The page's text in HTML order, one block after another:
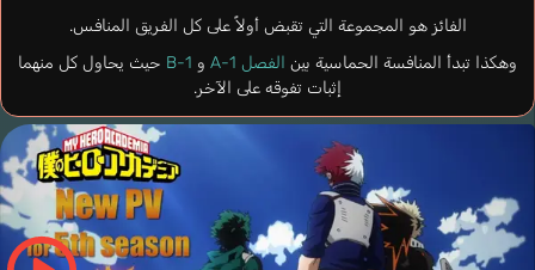
الفائز هو المجموعة التي تقبض أولاً على كل الفريق المنافس.
وهكذا تبدأ المنافسة الحماسية بين الفصل 1-A و 1-B
حيث يحاول كل منهما
إثبات تفوقه على الآخر.